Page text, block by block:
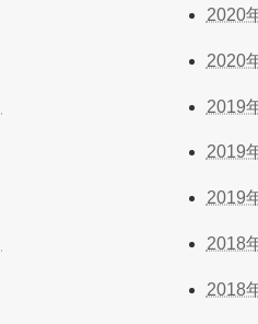
2020
2020
2019
2019
2019
2018
2018